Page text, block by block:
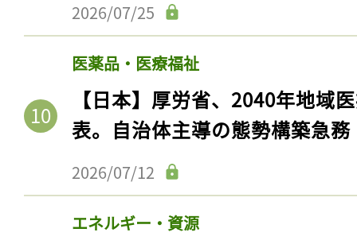
2026/07/25
医薬品・医療福祉
【日本】厚労省、2040年地域
表。自治体主導の態勢構築急務
2026/07/12
エネルギー・資源
記事をお気に入りに
ログインが必